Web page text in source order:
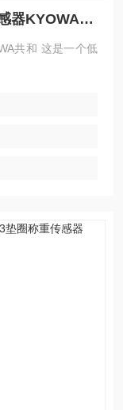
LCW-C-20KN65SA3垫圈称重传感器KYOWA共和
共和 这是一个低